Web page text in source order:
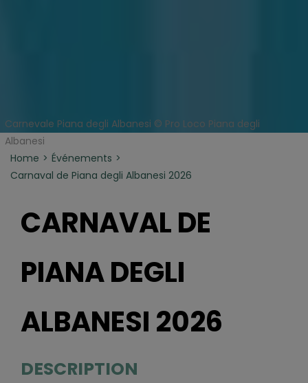
Carnevale Piana degli Albanesi © Pro Loco Piana degli
Albanesi
Home
Événements
Carnaval de Piana degli Albanesi 2026
CARNAVAL DE
PIANA DEGLI
ALBANESI 2026
DESCRIPTION